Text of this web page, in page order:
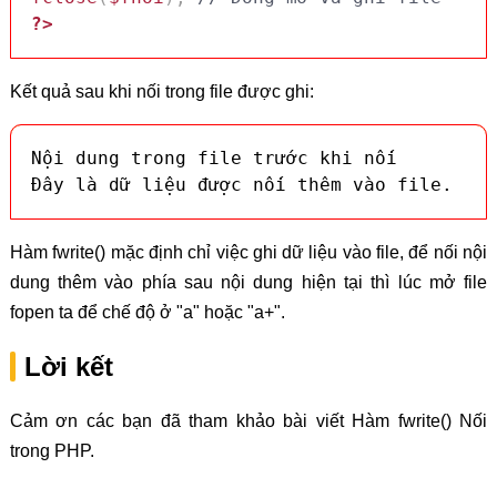
?>
Kết quả sau khi nối trong file được ghi:
​Nội dung trong file trước khi nối
Đây là dữ liệu được nối thêm vào file.
Hàm fwrite() mặc định chỉ việc ghi dữ liệu vào file, để nối nội
dung thêm vào phía sau nội dung hiện tại thì lúc mở file
fopen ta để chế độ ở "a" hoặc "a+".
Lời kết
Cảm ơn các bạn đã tham khảo bài viết Hàm fwrite() Nối
trong PHP.